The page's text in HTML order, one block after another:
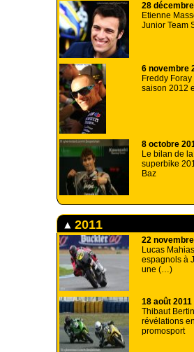
28
Etienne
Junior Team
6 novembre
Freddy
saison 2012
8 octobre
Le bilan de
superbike
Baz
2011
22
Lucas
espagnols à
une (…)
18 août 2011
Thibaut
révélations
promosport